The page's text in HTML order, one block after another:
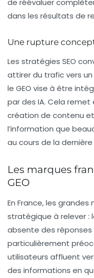
de réévaluer
dans les résultats de
Une rupture
Les stratégies SEO
attirer du trafic vers
le GEO vise à être
par des IA. Cela
création de contenu
l’information que
au cours de la
Les marques
GEO
En France, les
stratégique à relever :
absente des réponses
particulièrement
utilisateurs affluent
des informations en